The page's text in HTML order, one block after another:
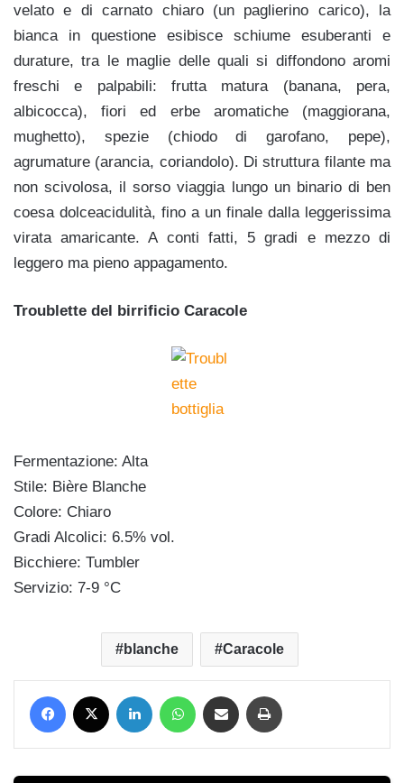
velato e di carnato chiaro (un paglierino carico), la
bianca in questione esibisce schiume esuberanti e
durature, tra le maglie delle quali si diffondono aromi
freschi e palpabili: frutta matura (banana, pera,
albicocca), fiori ed erbe aromatiche (maggiorana,
mughetto), spezie (chiodo di garofano, pepe),
agrumature (arancia, coriandolo). Di struttura filante ma
non scivolosa, il sorso viaggia lungo un binario di ben
coesa dolceacidulità, fino a un finale dalla leggerissima
virata amaricante. A conti fatti, 5 gradi e mezzo di
leggero ma pieno appagamento.
Troublette del birrificio Caracole
Fermentazione: Alta
Stile: Bière Blanche
Colore: Chiaro
Gradi Alcolici: 6.5% vol.
Bicchiere: Tumbler
Servizio: 7-9 °C
blanche Caracole
Facebook LinkedIn WhatsApp Condividi via mail